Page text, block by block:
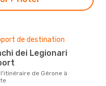
de destination